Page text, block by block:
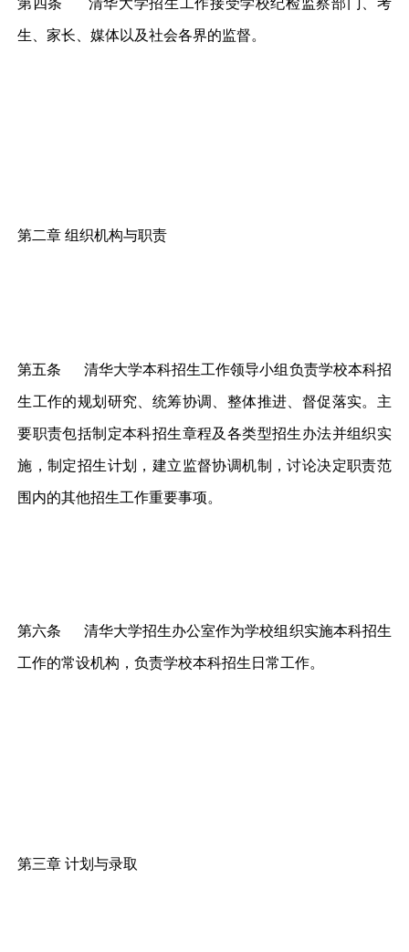
生、家长、媒体以及社会各界的监督。
第二章 组织机构与职责
第五条 清华大学本科招生工作领导小组负责学校本科招
生工作的规划研究、统筹协调、整体推进、督促落实。主
要职责包括制定本科招生章程及各类型招生办法并组织实
施，制定招生计划，建立监督协调机制，讨论决定职责范
围内的其他招生工作重要事项。
第六条 清华大学招生办公室作为学校组织实施本科招生
工作的常设机构，负责学校本科招生日常工作。
第三章 计划与录取